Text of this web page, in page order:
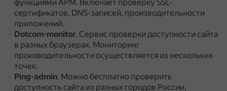
функциями APM. Включает проверку SSL-
сертификатов, DNS-записей, производительности
приложений.
Dotcom-monitor. Сервис проверки доступности сайта
в разных браузерах. Мониторинг
производительности осуществляется из нескольких
точек.
Ping-admin. Можно бесплатно проверить
доступность сайта из разных городов России,